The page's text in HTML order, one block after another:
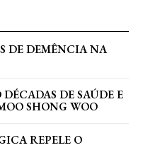
DE DEMÊNCIA NA
DE SAÚDE E
SHONG WOO
REPELE O